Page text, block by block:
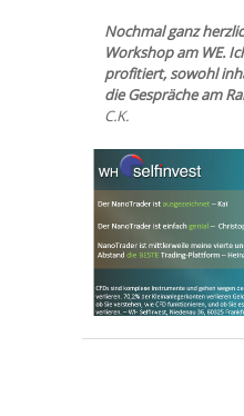
Nochmal ganz
Workshop am WE.
profitiert, sowohl
die Gespräche am
C.K.